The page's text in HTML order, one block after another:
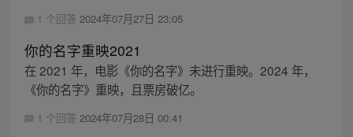
1 个回答 2024年07月27日 23:05
你的名字重映2021
在 2021 年，电影《你的名字》未进行重映。2024 年，
《你的名字》重映，且票房破亿。
1 个回答 2024年07月28日 00:41